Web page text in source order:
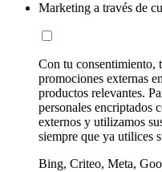
Marketing a través de
Con tu consentimiento,
promociones externas
productos relevantes.
personales encriptados
externos y utilizamos
siempre que ya utilices
Bing, Criteo, Meta,